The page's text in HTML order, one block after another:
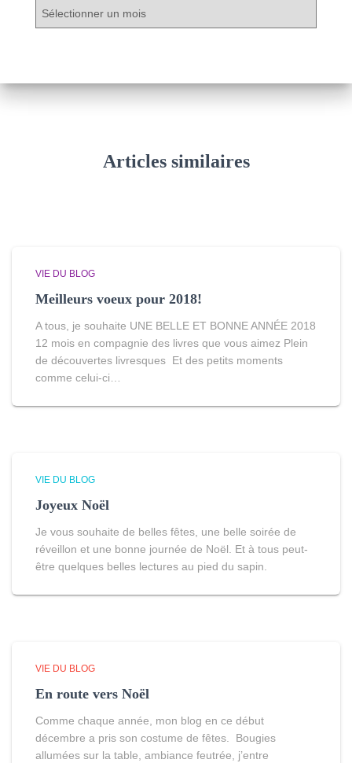
v
Articles similaires
VIE DU BLOG
Meilleurs voeux pour 2018!
A tous, je souhaite UNE BELLE ET BONNE ANNÉE 2018
12 mois en compagnie des livres que vous aimez Plein
de découvertes livresques Et des petits moments
comme celui-ci…
VIE DU BLOG
Joyeux Noël
Je vous souhaite de belles fêtes, une belle soirée de
réveillon et une bonne journée de Noël. Et à tous peut-
être quelques belles lectures au pied du sapin.
VIE DU BLOG
En route vers Noël
Comme chaque année, mon blog en ce début
décembre a pris son costume de fêtes. Bougies
allumées sur la table, ambiance feutrée, j’entre